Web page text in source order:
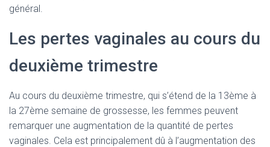
général.
Les pertes vaginales au cours du
deuxième trimestre
Au cours du deuxième trimestre, qui s’étend de la 13ème à
la 27ème semaine de grossesse, les femmes peuvent
remarquer une augmentation de la quantité de pertes
vaginales. Cela est principalement dû à l’augmentation des